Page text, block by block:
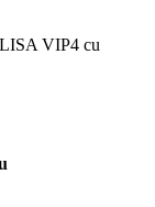
VIP4 cu